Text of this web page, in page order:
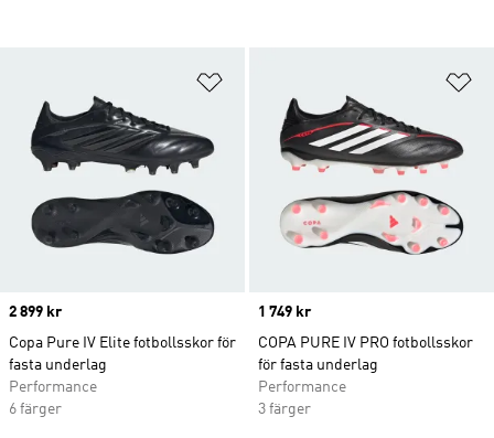
Price
2 899 kr
Copa Pure IV Elite fotbollsskor för
fasta underlag
Performance
6 färger
Price
1 749 kr
COPA PURE IV PRO fotbollsskor
för fasta underlag
Performance
3 färger